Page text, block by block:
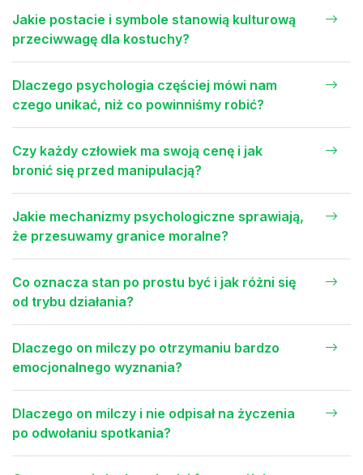
Jakie postacie i symbole stanowią kulturową
przeciwwagę dla kostuchy?
Dlaczego psychologia częściej mówi nam
czego unikać, niż co powinniśmy robić?
Czy każdy człowiek ma swoją cenę i jak
bronić się przed manipulacją?
Jakie mechanizmy psychologiczne sprawiają,
że przesuwamy granice moralne?
Co oznacza stan po prostu być i jak różni się
od trybu działania?
Dlaczego on milczy po otrzymaniu bardzo
emocjonalnego wyznania?
Dlaczego on milczy i nie odpisał na życzenia
po odwołaniu spotkania?